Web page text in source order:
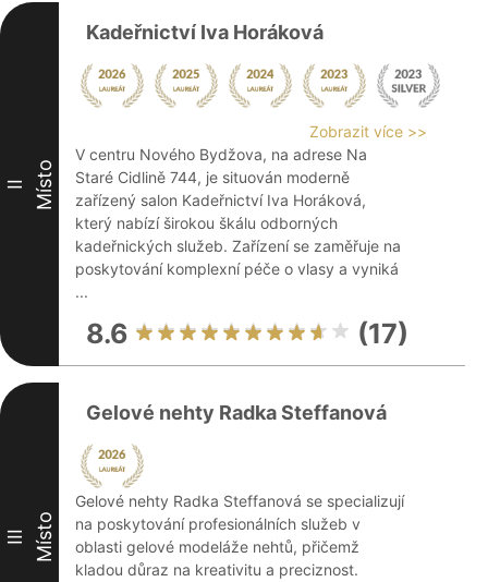
II Místo
Kadeřnictví Iva Horáková
Zobrazit více >>
V centru Nového Bydžova, na adrese Na
Staré Cidlině 744, je situován moderně
zařízený salon Kadeřnictví Iva Horáková,
který nabízí širokou škálu odborných
kadeřnických služeb. Zařízení se zaměřuje na
poskytování komplexní péče o vlasy a vyniká
...
8.6 (17)
III Místo
Gelové nehty Radka Steffanová
Gelové nehty Radka Steffanová se specializují
na poskytování profesionálních služeb v
oblasti gelové modeláže nehtů, přičemž
kladou důraz na kreativitu a preciznost.